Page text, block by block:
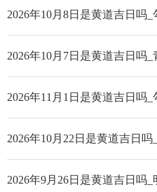
2026年10月8日是黄道吉日吗
2026年10月7日是黄道吉日吗
2026年11月1日是黄道吉日吗
2026年10月22日是黄道吉日
2026年9月26日是黄道吉日吗